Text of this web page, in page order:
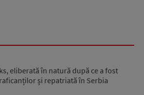
eliberată în natură după ce a fost
și repatriată în Serbia